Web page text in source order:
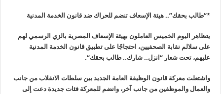
*
“طالب بحقك”.. هيئة الإسعاف تنضم للحراك ضد قانون الخدمة المدنية
يتظاهر اليوم الخميس العاملون بهيئة الإسعاف المصرية بالزي الرسمي لهم
على سلالم نقابة الصحفيين، احتجاجًا على تطبيق قانون الخدمة المدنية
عليهم، تحت شعار “انزل.. شارك.. طالب بحقك“.
واشتعلت معركة قانون الوظيفة العامة الجديد بين سلطات الانقلاب من جانب
والعمال والموظفين من جانب آخر، وانضم للمعركة فئات جديدة دعت إلى